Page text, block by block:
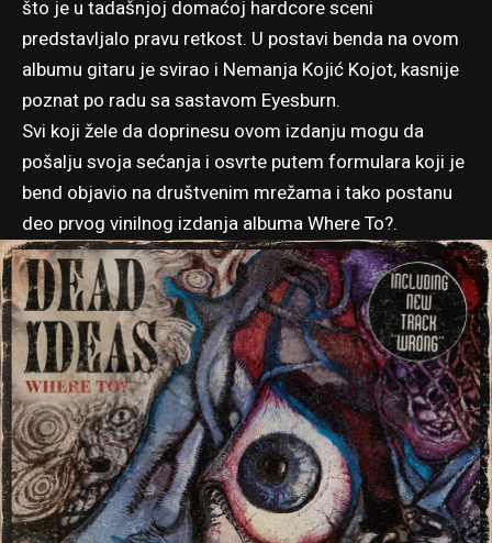
što je u tadašnjoj domaćoj hardcore sceni
predstavljalo pravu retkost. U postavi benda na ovom
albumu gitaru je svirao i Nemanja Kojić Kojot, kasnije
poznat po radu sa sastavom Eyesburn.
Svi koji žele da doprinesu ovom izdanju mogu da
pošalju svoja sećanja i osvrte putem formulara koji je
bend objavio na društvenim mrežama i tako postanu
deo prvog vinilnog izdanja albuma Where To?.